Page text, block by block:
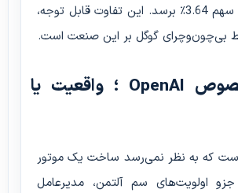
توانسته است به سهم 3.64٪ برسد. این تفاوت قابل توجه،
بی‌چون‌وچرای گوگل بر این صنعت است.
موتور مخصوص OpenAI ؛ واقعیت یا
که به نظر نمی‌رسد ساخت یک موتور
اولویت‌های سم آلتمن، مدیرعامل